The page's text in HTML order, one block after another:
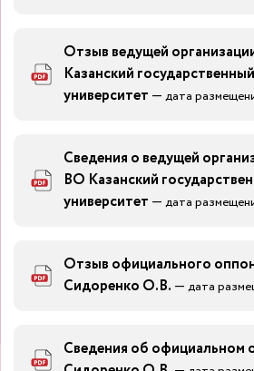
Отзыв ведущей
Казанский
университет — дата
Сведения о ведущей
ВО Казанский
университет — дата
Отзыв официального
Сидоренко О.В. — дата
Сведения об официальном